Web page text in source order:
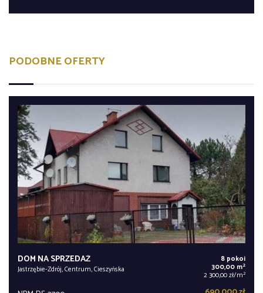
PODOBNE OFERTY
DOM NA SPRZEDAŻ
Jastrzębie-Zdrój, Centrum, Cieszyńska
8 pokoi
300,00 m2
2 300,00 zł/m2